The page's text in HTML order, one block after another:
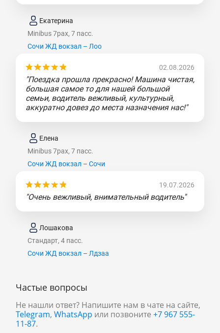
Екатерина
Minibus 7pax, 7 пасс.
Сочи ЖД вокзал – Лоо
02.08.2026
"Поездка прошла прекрасно! Машина чистая,
большая самое то для нашей большой
семьи, водитель вежливый, культурный,
аккуратно довез до места назначения нас!"
Елена
Minibus 7pax, 7 пасс.
Сочи ЖД вокзал – Сочи
19.07.2026
"Очень вежливый, внимательный водитель"
Лошакова
Стандарт, 4 пасс.
Сочи ЖД вокзал – Лдзаа
Частые вопросы
Не нашли ответ? Напишите нам в чате на сайте,
Telegram, WhatsApp или позвоните +7 967 555-
11-87.